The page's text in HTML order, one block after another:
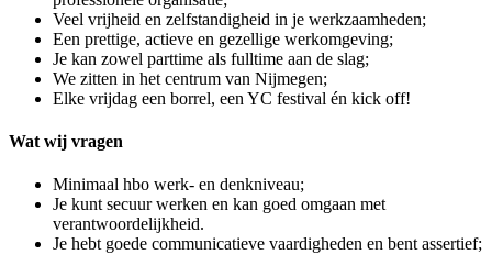
Veel vrijheid en zelfstandigheid in je werkzaamheden;
Een prettige, actieve en gezellige werkomgeving;
Je kan zowel parttime als fulltime aan de slag;
We zitten in het centrum van Nijmegen;
Elke vrijdag een borrel, een YC festival én kick off!
Wat wij vragen
Minimaal hbo werk- en denkniveau;
Je kunt secuur werken en kan goed omgaan met
verantwoordelijkheid.
Je hebt goede communicatieve vaardigheden en bent assertief;